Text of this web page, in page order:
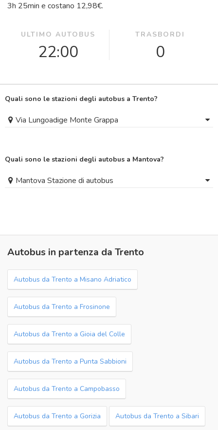
3h 25min e costano 12,98€.
ULTIMO AUTOBUS
22:00
TRASBORDI
0
Quali sono le stazioni degli autobus a Trento?
Via Lungoadige Monte Grappa
Quali sono le stazioni degli autobus a Mantova?
Mantova Stazione di autobus
Autobus in partenza da Trento
Autobus da Trento a Misano Adriatico
Autobus da Trento a Frosinone
Autobus da Trento a Gioia del Colle
Autobus da Trento a Punta Sabbioni
Autobus da Trento a Campobasso
Autobus da Trento a Gorizia Autobus da Trento a Sibari